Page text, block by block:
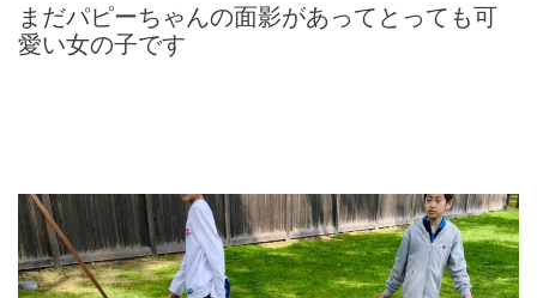
まだパピーちゃんの面影があってとっても可
愛い女の子です